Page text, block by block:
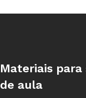
Materiais para
de aula